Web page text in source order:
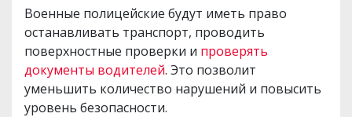
Военные полицейские будут иметь право
останавливать транспорт, проводить
поверхностные проверки и проверять
документы водителей. Это позволит
уменьшить количество нарушений и повысить
уровень безопасности.